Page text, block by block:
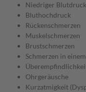
Niedriger Blutdruck
Bluthochdruck
Rückenschmerzen
Muskelschmerzen
Brustschmerzen
Schmerzen in
Ohrgeräusche
Kurzatmigkeit